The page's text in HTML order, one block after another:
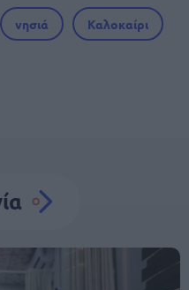
νησιά Καλοκαίρι